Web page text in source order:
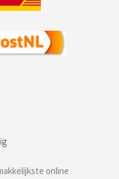
online